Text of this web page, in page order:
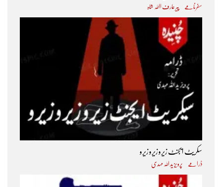
سفرنامے پیر عارف اﷲ شاہ
سکریٹ ایجنٹ زیرو زیرو زیرو
ڈرامے پرویز ید اللہ مہدی